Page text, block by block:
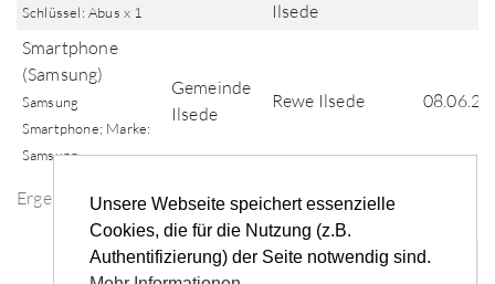
Unsere Webseite speichert essenzielle
Cookies, die für die Nutzung (z.B.
Authentifizierung) der Seite notwendig sind.
Ergebnisse der Fundsuche
Schlüssel: Abus x 1
Ilsede
Smartphone
(Samsung)
Samsung
Smartphone; Marke:
Samsung
Gemeinde
Ilsede
Rewe Ilsede
« ‹ ... 2 3 4 5 6 ... ›